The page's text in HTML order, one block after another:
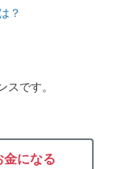
？
です。
金になる